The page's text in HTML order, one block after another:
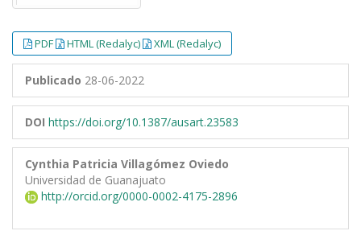
PDF HTML (Redalyc) XML (Redalyc)
Publicado 28-06-2022
DOI https://doi.org/10.1387/ausart.23583
Cynthia Patricia Villagómez Oviedo
Universidad de Guanajuato
http://orcid.org/0000-0002-4175-2896